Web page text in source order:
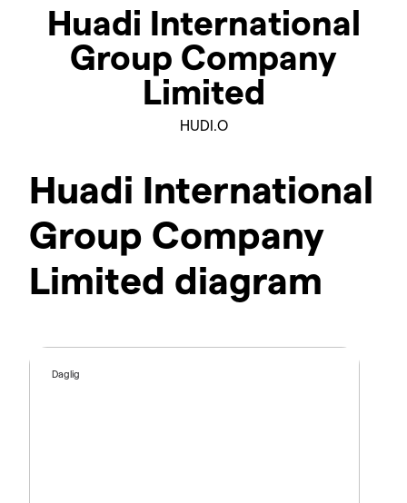
Huadi International
Group Company
Limited
HUDI.O
Huadi International
Group Company
Limited diagram
Daglig